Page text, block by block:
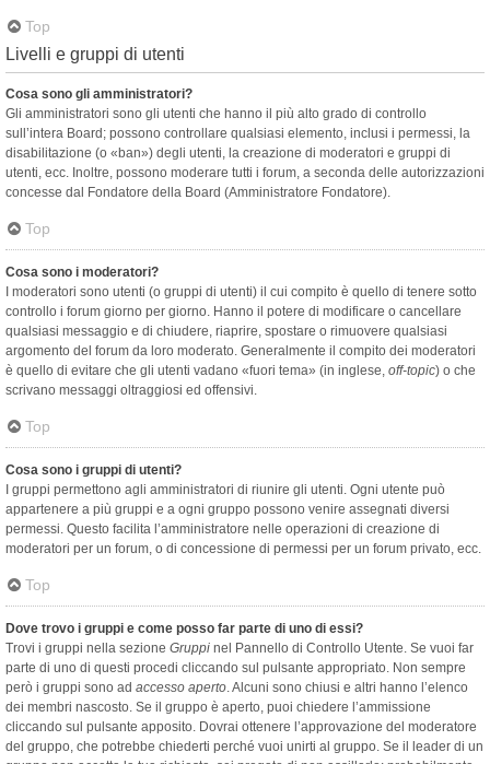
Top
Livelli e gruppi di utenti
Cosa sono gli amministratori?
Gli amministratori sono gli utenti che hanno il più alto grado di controllo
sull’intera Board; possono controllare qualsiasi elemento, inclusi i permessi, la
disabilitazione (o «ban») degli utenti, la creazione di moderatori e gruppi di
utenti, ecc. Inoltre, possono moderare tutti i forum, a seconda delle autorizzazioni
concesse dal Fondatore della Board (Amministratore Fondatore).
Top
Cosa sono i moderatori?
I moderatori sono utenti (o gruppi di utenti) il cui compito è quello di tenere sotto
controllo i forum giorno per giorno. Hanno il potere di modificare o cancellare
qualsiasi messaggio e di chiudere, riaprire, spostare o rimuovere qualsiasi
argomento del forum da loro moderato. Generalmente il compito dei moderatori
è quello di evitare che gli utenti vadano «fuori tema» (in inglese, off-topic) o che
scrivano messaggi oltraggiosi ed offensivi.
Top
Cosa sono i gruppi di utenti?
I gruppi permettono agli amministratori di riunire gli utenti. Ogni utente può
appartenere a più gruppi e a ogni gruppo possono venire assegnati diversi
permessi. Questo facilita l’amministratore nelle operazioni di creazione di
moderatori per un forum, o di concessione di permessi per un forum privato, ecc.
Top
Dove trovo i gruppi e come posso far parte di uno di essi?
Trovi i gruppi nella sezione Gruppi nel Pannello di Controllo Utente. Se vuoi far
parte di uno di questi procedi cliccando sul pulsante appropriato. Non sempre
però i gruppi sono ad accesso aperto. Alcuni sono chiusi e altri hanno l’elenco
dei membri nascosto. Se il gruppo è aperto, puoi chiedere l’ammissione
cliccando sul pulsante apposito. Dovrai ottenere l’approvazione del moderatore
del gruppo, che potrebbe chiederti perché vuoi unirti al gruppo. Se il leader di un